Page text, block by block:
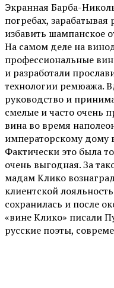
Экранная Барба-
погребах,
избавить шампанское
На самом деле на
профессиональные
и разработали
технологии ремюажа.
руководство и
смелые и часто очень
вина во время
императорскому дому
Фактически это была
очень выгодная. За
мадам Клико
клиентской
сохранилась и после
«вине Клико» писали
русские поэты,